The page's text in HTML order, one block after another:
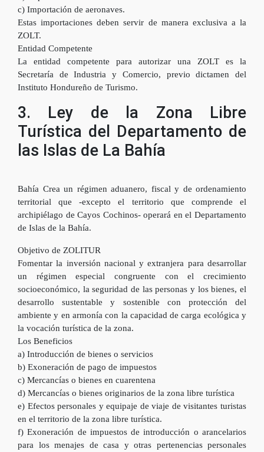
c) Importación de aeronaves.
Estas importaciones deben servir de manera exclusiva a la
ZOLT.
Entidad Competente
La entidad competente para autorizar una ZOLT es la
Secretaría de Industria y Comercio, previo dictamen del
Instituto Hondureño de Turismo.
3. Ley de la Zona Libre
Turística del Departamento de
las Islas de La Bahía
Bahía Crea un régimen aduanero, fiscal y de ordenamiento
territorial que -excepto el territorio que comprende el
archipiélago de Cayos Cochinos- operará en el Departamento
de Islas de la Bahía.
Objetivo de ZOLITUR
Fomentar la inversión nacional y extranjera para desarrollar
un régimen especial congruente con el crecimiento
socioeconómico, la seguridad de las personas y los bienes, el
desarrollo sustentable y sostenible con protección del
ambiente y en armonía con la capacidad de carga ecológica y
la vocación turística de la zona.
Los Beneficios
a) Introducción de bienes o servicios
b) Exoneración de pago de impuestos
c) Mercancías o bienes en cuarentena
d) Mercancías o bienes originarios de la zona libre turística
e) Efectos personales y equipaje de viaje de visitantes turistas
en el territorio de la zona libre turística.
f) Exoneración de impuestos de introducción o arancelarios
para los menajes de casa y otras pertenencias personales